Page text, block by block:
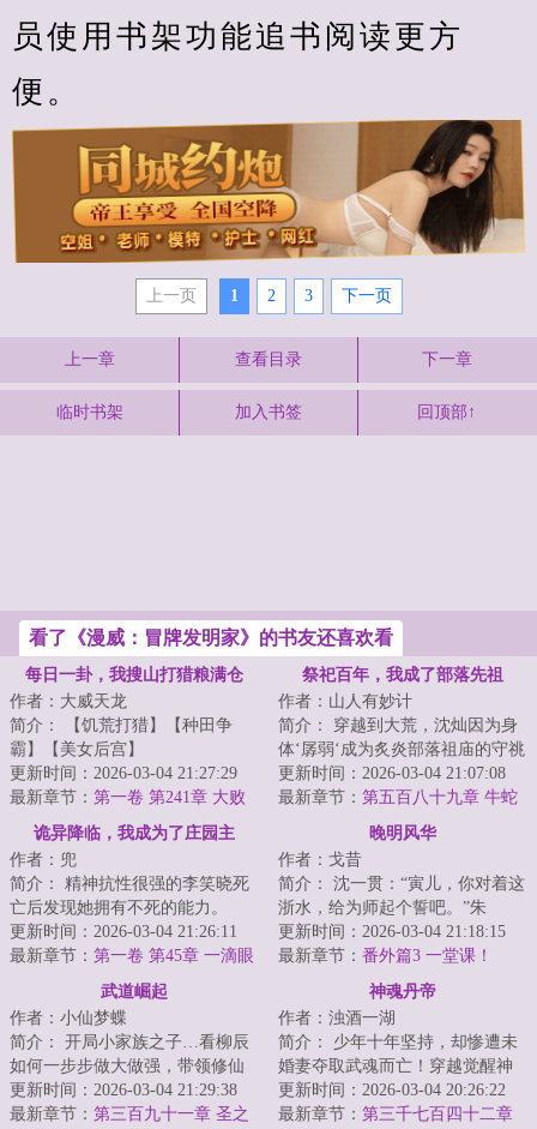
员使用书架功能追书阅读更方
便。
上一页 1 2 3 下一页
上一章 查看目录 下一章
临时书架 加入书签 回顶部↑
看了《漫威：冒牌发明家》的书友还喜欢看
每日一卦，我搜山打猎粮满仓
作者：大威天龙
简介： 【饥荒打猎】【种田争
霸】【美女后宫】
穿越王朝末年，正值饥...
更新时间：2026-03-04 21:27:29
最新章节： 第一卷 第241章 大败
祭祀百年，我成了部落先祖
作者：山人有妙计
简介： 穿越到大荒，沈灿因为身
体‘孱弱‘成为炙炎部落祖庙的守祧
（tiao），负责祖庙日常洒扫...
更新时间：2026-03-04 21:07:08
最新章节： 第五百八十九章 牛蛇
无踪，老祖平等的爱你们每一个
诡异降临，我成为了庄园主
作者：兜
简介： 精神抗性很强的李笑晓死
亡后发现她拥有不死的能力。
李笑晓：...
更新时间：2026-03-04 21:26:11
最新章节： 第一卷 第45章 一滴眼
泪从雕像上滑落
晚明风华
作者：戈昔
简介： 沈一贯：“寅儿，你对着这
浙水，给为师起个誓吧。”朱
寅：“先生要学生起个什么誓？”沈
一...
更新时间：2026-03-04 21:18:15
最新章节： 番外篇3 一堂课！
武道崛起
作者：小仙梦蝶
简介： 开局小家族之子…看柳辰
如何一步步做大做强，带领修仙
世界屹立星界之巅不一样的修仙
体系仙...
更新时间：2026-03-04 21:29:38
最新章节： 第三百九十一章 圣之
神魂丹帝
作者：浊酒一湖
简介： 少年十年坚持，却惨遭未
婚妻夺取武魂而亡！穿越觉醒神
秘武魂的秦朗，发誓绝不再让别
人左右...
更新时间：2026-03-04 20:26:22
最新章节： 第三千七百四十二章